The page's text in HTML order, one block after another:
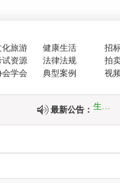
化旅游
健康生活
试资源
法律法规
会学会
典型案例
招
拍
视
最新公告：
国家
的…
增强
生…
全面